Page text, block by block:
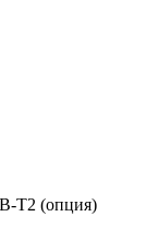
T2 (опция)